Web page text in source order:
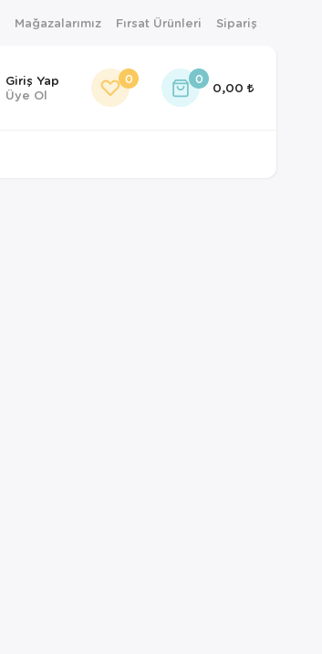
Mağazalarımız Fırsat Ürünleri Sipariş
Giriş Yap
Üye Ol
0 0
0,00